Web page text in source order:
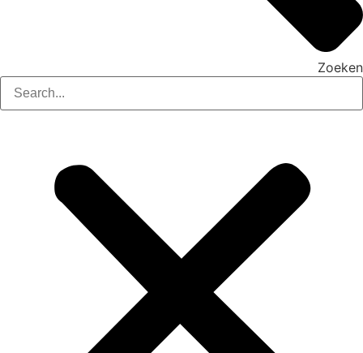
Zoeken